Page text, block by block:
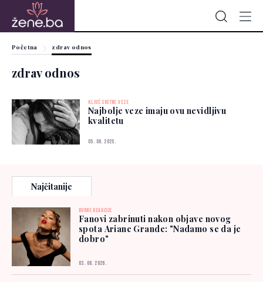
Početna zdrav odnos
zdrav odnos
KLJUČ SRETNE VEZE
Najbolje veze imaju ovu nevidljivu
kvalitetu
05. 06. 2025.
Najčitanije
BURNE REAKCIJE
Fanovi zabrinuti nakon objave novog
spota Ariane Grande: "Nadamo se da je
dobro"
03. 08. 2026.